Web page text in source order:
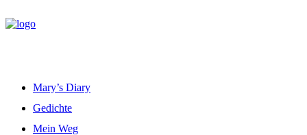
Mary’s Diary
Gedichte
Mein Weg